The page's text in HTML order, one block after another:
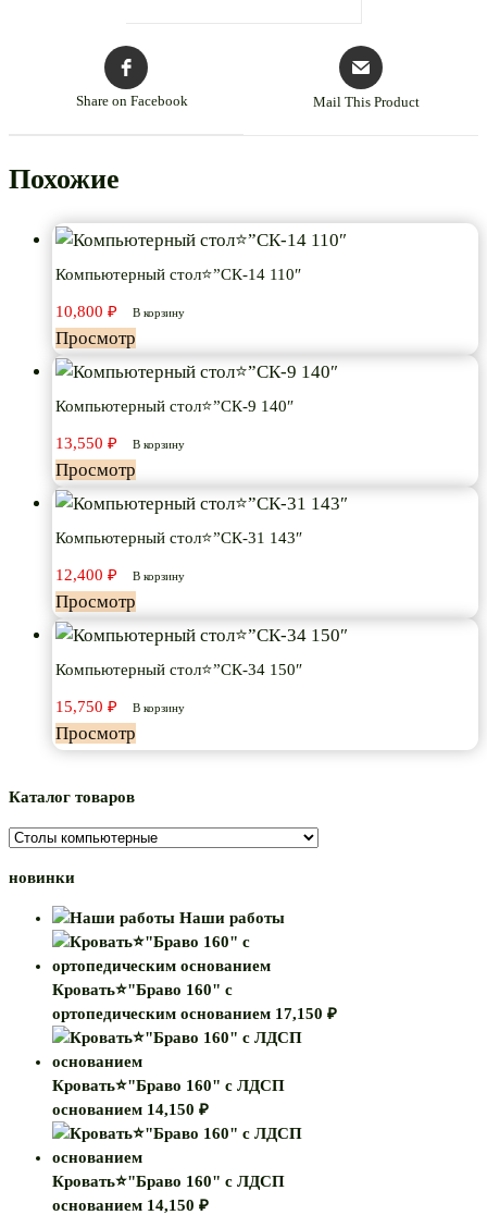
Share on Facebook Mail This Product
Похожие
Компьютерный стол⭐”СК-14 110″
10,800 ₽ В корзину
Просмотр
Компьютерный стол⭐”СК-9 140″
13,550 ₽ В корзину
Просмотр
Компьютерный стол⭐”СК-31 143″
12,400 ₽ В корзину
Просмотр
Компьютерный стол⭐”СК-34 150″
15,750 ₽ В корзину
Просмотр
Каталог товаров
новинки
Наши работы
Кровать⭐"Браво 160" с
ортопедическим основанием 17,150 ₽
Кровать⭐"Браво 160" с ЛДСП
основанием 14,150 ₽
Кровать⭐"Браво 160" с ЛДСП
основанием 14,150 ₽